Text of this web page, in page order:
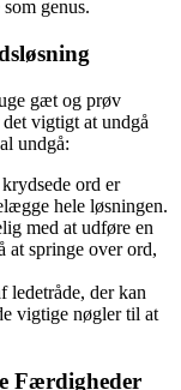
genus.
gæt og prøv
vigtigt at undgå
undgå:
ord er
hele løsningen.
med at udføre en
at springe over ord,
ledetråde, der kan
vigtige nøgler til at
Færdigheder